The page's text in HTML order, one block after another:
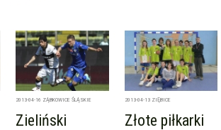
2013-04-16 ZĄBKOWICE ŚLĄSKIE
Zieliński
2013-04-13 ZIĘBICE
Złote piłkarki